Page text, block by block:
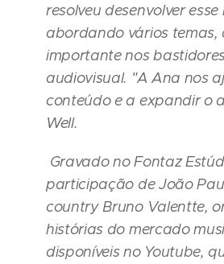
resolveu desenvolver
abordando vários temas,
importante nos
audiovisual. "A Ana nos
conteúdo e a expandir o
Well.
Gravado no Fontaz
participação de João
country Bruno Valentte,
histórias do mercado
disponíveis no Youtube,